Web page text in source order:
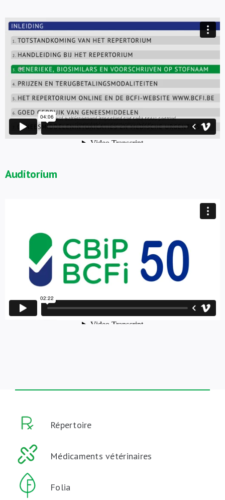
Auditorium
Répertoire
Médicaments vétérinaires
Folia